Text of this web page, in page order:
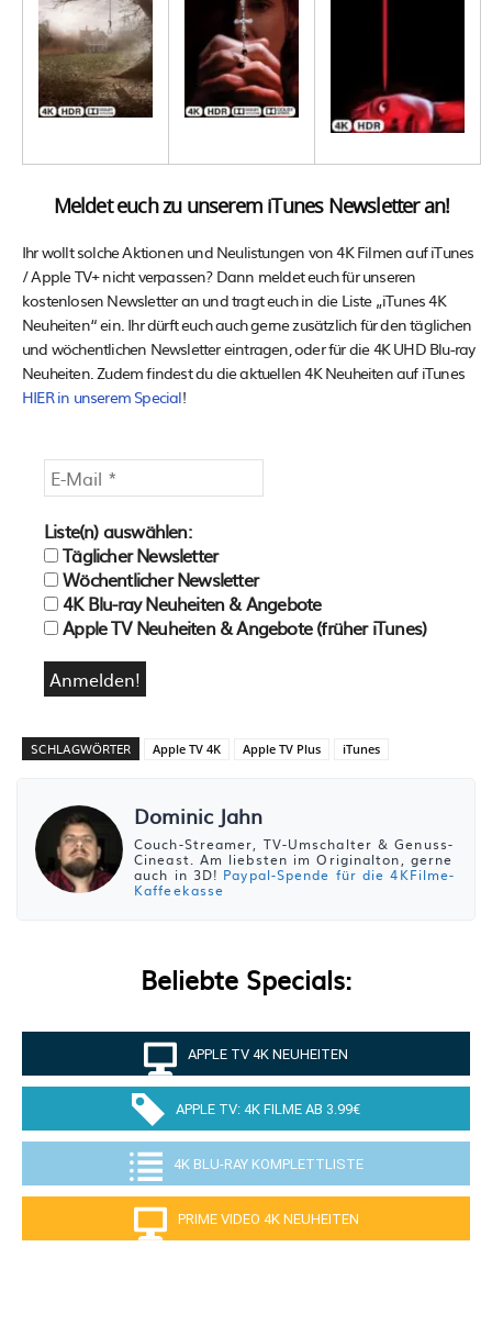
Meldet euch zu unserem iTunes Newsletter an!
Ihr wollt solche Aktionen und Neulistungen von 4K Filmen auf iTunes
/ Apple TV+ nicht verpassen? Dann meldet euch für unseren
kostenlosen Newsletter an und tragt euch in die Liste „iTunes 4K
Neuheiten“ ein. Ihr dürft euch auch gerne zusätzlich für den täglichen
und wöchentlichen Newsletter eintragen, oder für die 4K UHD Blu-ray
Neuheiten. Zudem findest du die aktuellen 4K Neuheiten auf iTunes
HIER in unserem Special!
Liste(n) auswählen:
Täglicher Newsletter
Wöchentlicher Newsletter
4K Blu-ray Neuheiten & Angebote
Apple TV Neuheiten & Angebote (früher iTunes)
SCHLAGWÖRTER Apple TV 4K Apple TV Plus iTunes
Dominic Jahn
Couch-Streamer, TV-Umschalter & Genuss-
Cineast. Am liebsten im Originalton, gerne
auch in 3D! Paypal-Spende für die 4KFilme-
Kaffeekasse
Beliebte Specials:
APPLE TV 4K NEUHEITEN
APPLE TV: 4K FILME AB 3.99€
4K BLU-RAY KOMPLETTLISTE
PRIME VIDEO 4K NEUHEITEN